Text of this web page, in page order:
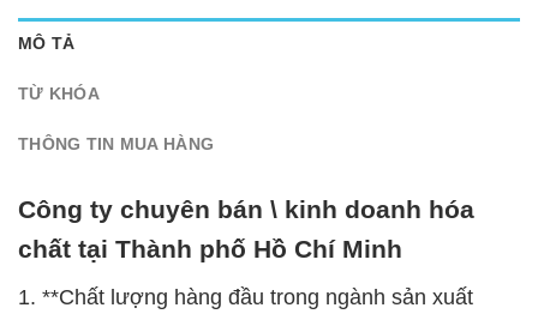
MÔ TẢ
TỪ KHÓA
THÔNG TIN MUA HÀNG
Công ty chuyên bán \ kinh doanh hóa
chất tại Thành phố Hồ Chí Minh
1. **Chất lượng hàng đầu trong ngành sản xuất